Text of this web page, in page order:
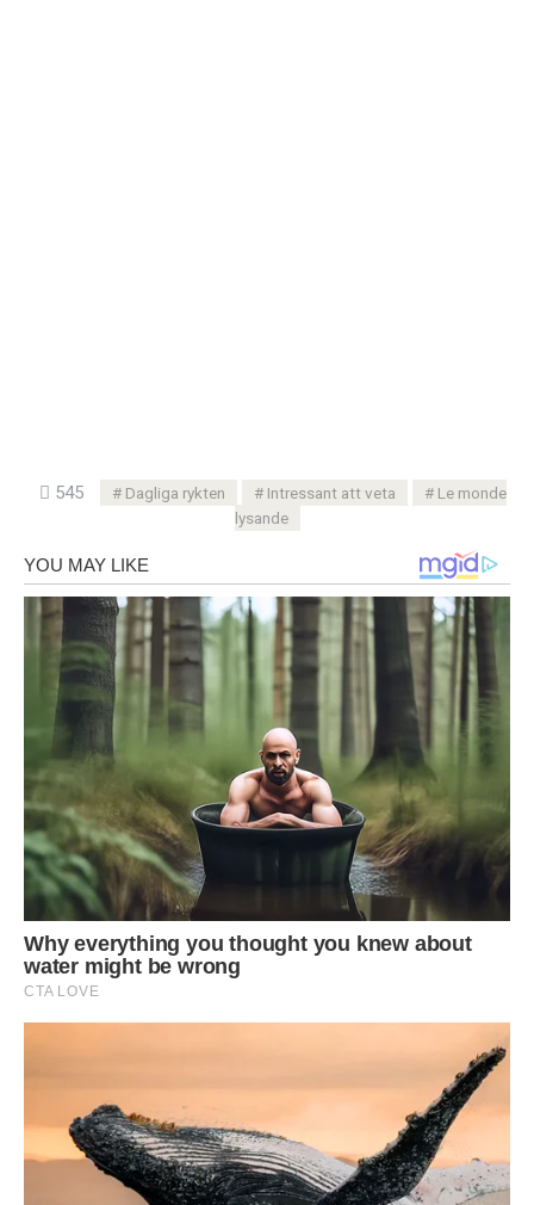
545 Dagliga rykten Intressant att veta
Le monde
lysande